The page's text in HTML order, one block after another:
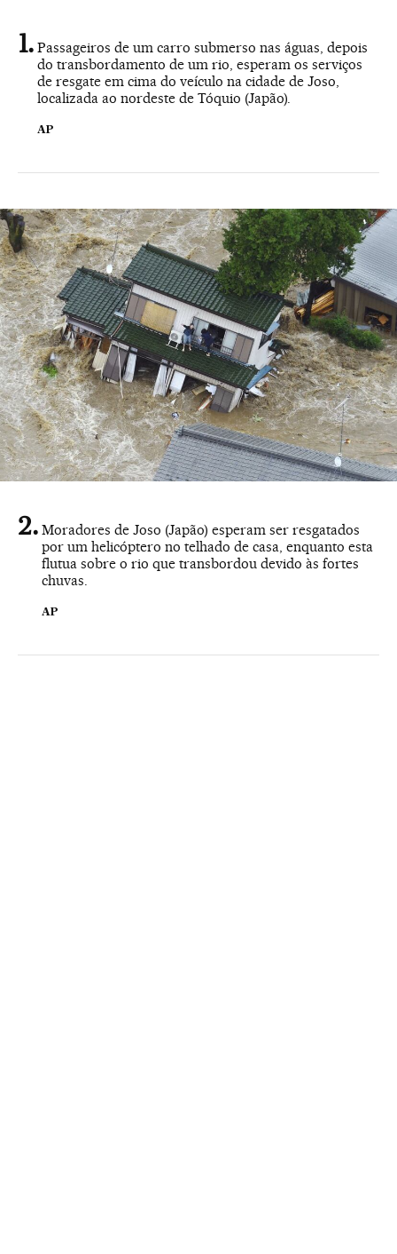
Passageiros de um carro submerso nas águas, depois
do transbordamento de um rio, esperam os serviços
de resgate em cima do veículo na cidade de Joso,
localizada ao nordeste de Tóquio (Japão).
AP
Moradores de Joso (Japão) esperam ser resgatados
por um helicóptero no telhado de casa, enquanto esta
flutua sobre o rio que transbordou devido às fortes
chuvas.
AP